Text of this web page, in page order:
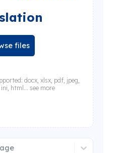
files
docx, xlsx, pdf, jpeg,
html... see more